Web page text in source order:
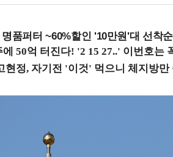
품퍼터 ~60%할인 '10만원'대 선착